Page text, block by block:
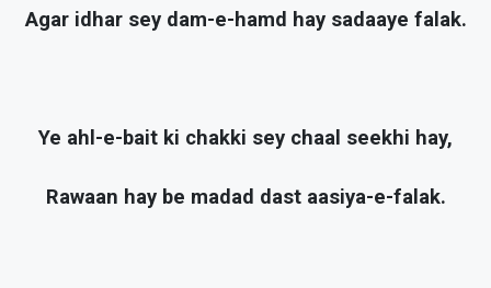
Agar idhar sey dam-e-hamd hay sadaaye falak.
Ye ahl-e-bait ki chakki sey chaal seekhi hay,
Rawaan hay be madad dast aasiya-e-falak.